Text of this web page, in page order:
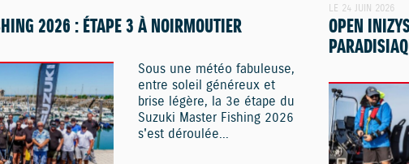
2026 : ÉTAPE 3 À NOIRMOUTIER
Sous une météo fabuleuse,
entre soleil généreux et
brise légère, la 3e étape du
Suzuki Master Fishing 2026
s'est déroulée...
LE 24 JUIN 2026
OPEN